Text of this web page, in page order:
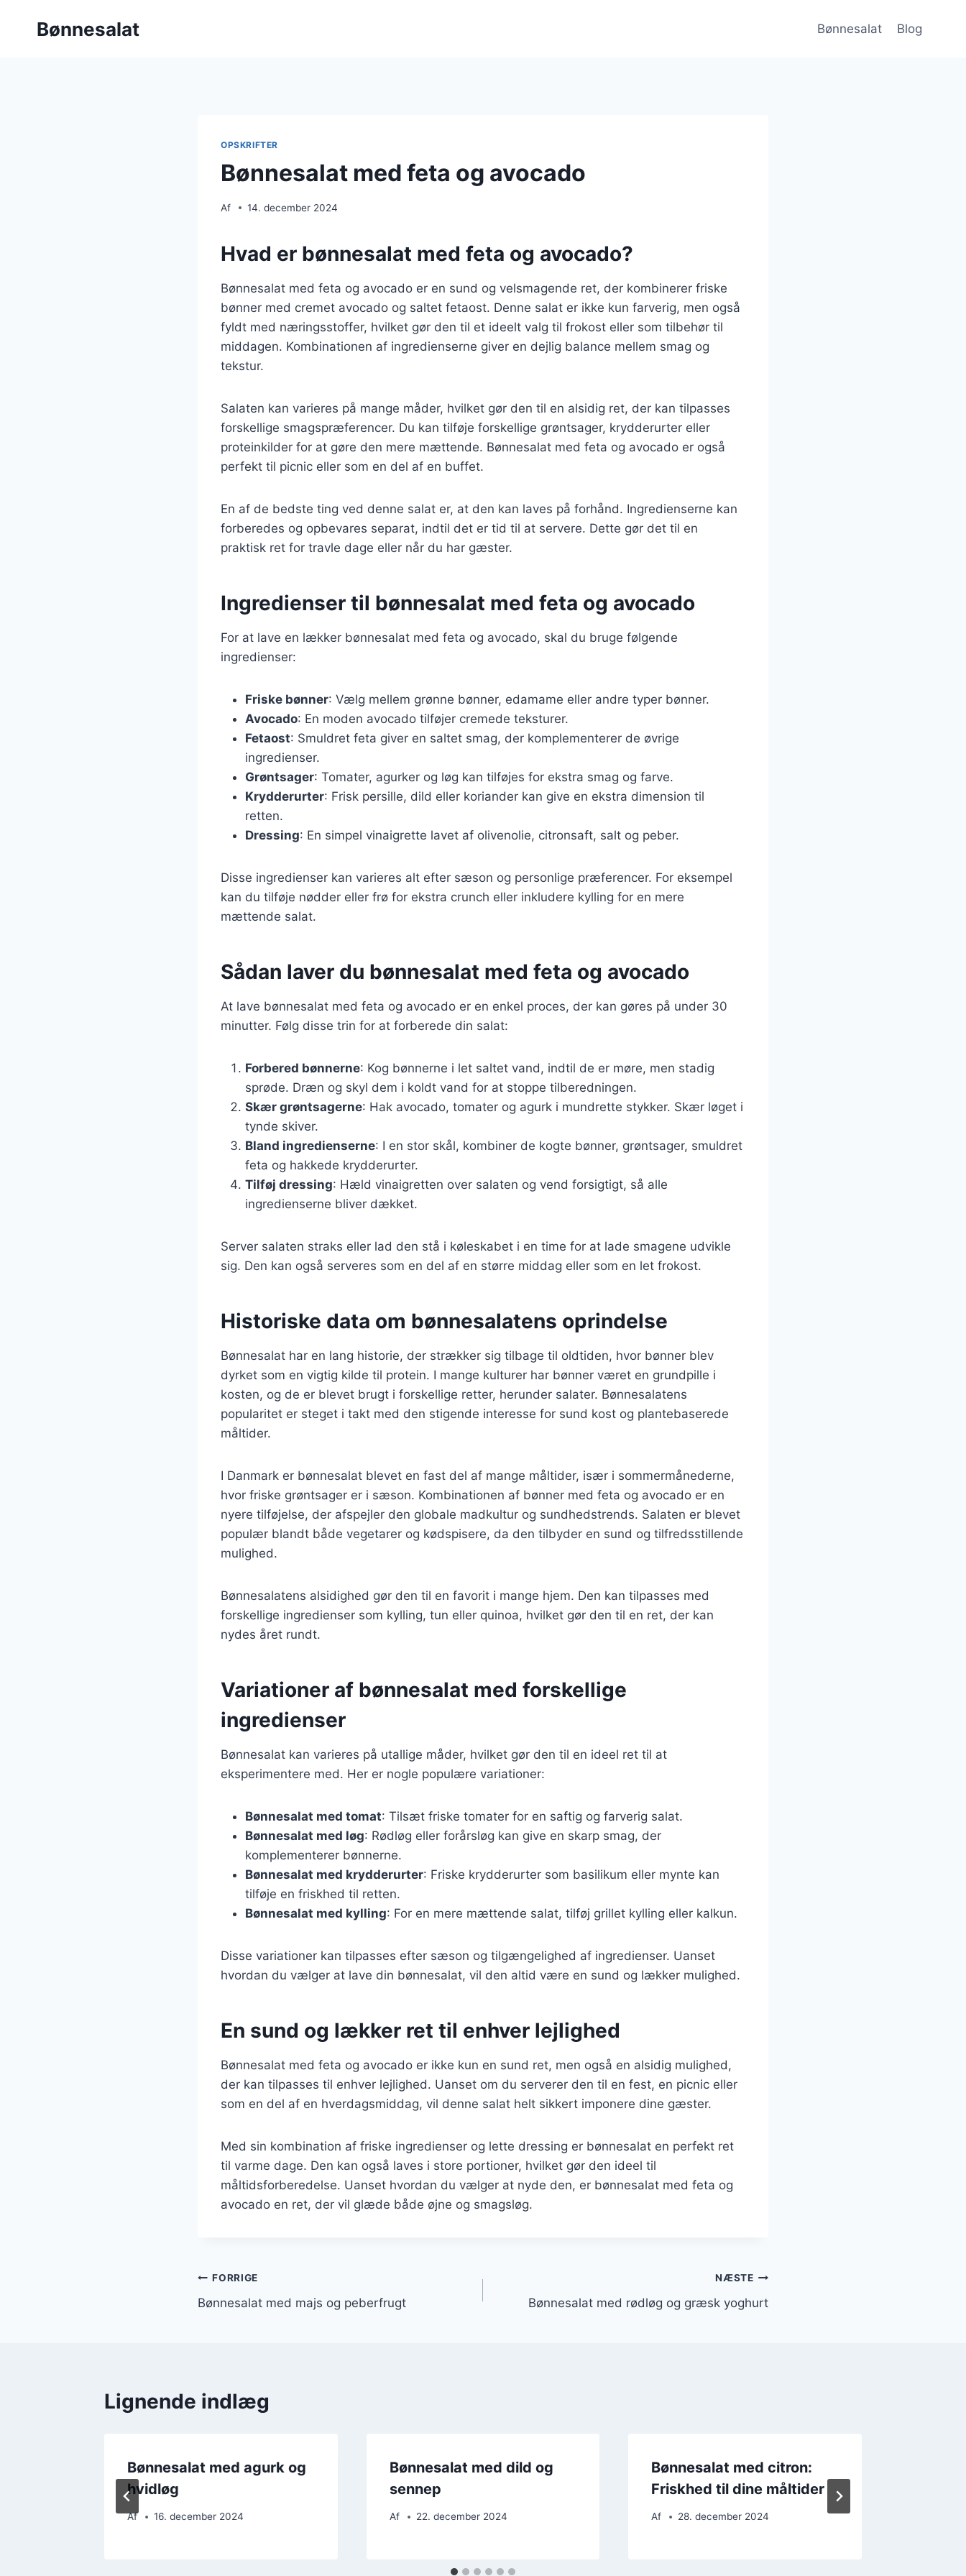
Bønnesalat Bønnesalat Blog
OPSKRIFTER
Bønnesalat med feta og avocado
Af 14. december 2024
Hvad er bønnesalat med feta og avocado?
Bønnesalat med feta og avocado er en sund og velsmagende ret, der kombinerer friske
bønner med cremet avocado og saltet fetaost. Denne salat er ikke kun farverig, men også
fyldt med næringsstoffer, hvilket gør den til et ideelt valg til frokost eller som tilbehør til
middagen. Kombinationen af ingredienserne giver en dejlig balance mellem smag og
tekstur.
Salaten kan varieres på mange måder, hvilket gør den til en alsidig ret, der kan tilpasses
forskellige smagspræferencer. Du kan tilføje forskellige grøntsager, krydderurter eller
proteinkilder for at gøre den mere mættende. Bønnesalat med feta og avocado er også
perfekt til picnic eller som en del af en buffet.
En af de bedste ting ved denne salat er, at den kan laves på forhånd. Ingredienserne kan
forberedes og opbevares separat, indtil det er tid til at servere. Dette gør det til en
praktisk ret for travle dage eller når du har gæster.
Ingredienser til bønnesalat med feta og avocado
For at lave en lækker bønnesalat med feta og avocado, skal du bruge følgende
ingredienser:
Friske bønner: Vælg mellem grønne bønner, edamame eller andre typer bønner.
Avocado: En moden avocado tilføjer cremede teksturer.
Fetaost: Smuldret feta giver en saltet smag, der komplementerer de øvrige
ingredienser.
Grøntsager: Tomater, agurker og løg kan tilføjes for ekstra smag og farve.
Krydderurter: Frisk persille, dild eller koriander kan give en ekstra dimension til
retten.
Dressing: En simpel vinaigrette lavet af olivenolie, citronsaft, salt og peber.
Disse ingredienser kan varieres alt efter sæson og personlige præferencer. For eksempel
kan du tilføje nødder eller frø for ekstra crunch eller inkludere kylling for en mere
mættende salat.
Sådan laver du bønnesalat med feta og avocado
At lave bønnesalat med feta og avocado er en enkel proces, der kan gøres på under 30
minutter. Følg disse trin for at forberede din salat:
Forbered bønnerne: Kog bønnerne i let saltet vand, indtil de er møre, men stadig
sprøde. Dræn og skyl dem i koldt vand for at stoppe tilberedningen.
Skær grøntsagerne: Hak avocado, tomater og agurk i mundrette stykker. Skær løget i
tynde skiver.
Bland ingredienserne: I en stor skål, kombiner de kogte bønner, grøntsager, smuldret
feta og hakkede krydderurter.
Tilføj dressing: Hæld vinaigretten over salaten og vend forsigtigt, så alle
ingredienserne bliver dækket.
Server salaten straks eller lad den stå i køleskabet i en time for at lade smagene udvikle
sig. Den kan også serveres som en del af en større middag eller som en let frokost.
Historiske data om bønnesalatens oprindelse
Bønnesalat har en lang historie, der strækker sig tilbage til oldtiden, hvor bønner blev
dyrket som en vigtig kilde til protein. I mange kulturer har bønner været en grundpille i
kosten, og de er blevet brugt i forskellige retter, herunder salater. Bønnesalatens
popularitet er steget i takt med den stigende interesse for sund kost og plantebaserede
måltider.
I Danmark er bønnesalat blevet en fast del af mange måltider, især i sommermånederne,
hvor friske grøntsager er i sæson. Kombinationen af bønner med feta og avocado er en
nyere tilføjelse, der afspejler den globale madkultur og sundhedstrends. Salaten er blevet
populær blandt både vegetarer og kødspisere, da den tilbyder en sund og tilfredsstillende
mulighed.
Bønnesalatens alsidighed gør den til en favorit i mange hjem. Den kan tilpasses med
forskellige ingredienser som kylling, tun eller quinoa, hvilket gør den til en ret, der kan
nydes året rundt.
Variationer af bønnesalat med forskellige
ingredienser
Bønnesalat kan varieres på utallige måder, hvilket gør den til en ideel ret til at
eksperimentere med. Her er nogle populære variationer:
Bønnesalat med tomat: Tilsæt friske tomater for en saftig og farverig salat.
Bønnesalat med løg: Rødløg eller forårsløg kan give en skarp smag, der
komplementerer bønnerne.
Bønnesalat med krydderurter: Friske krydderurter som basilikum eller mynte kan
tilføje en friskhed til retten.
Bønnesalat med kylling: For en mere mættende salat, tilføj grillet kylling eller kalkun.
Disse variationer kan tilpasses efter sæson og tilgængelighed af ingredienser. Uanset
hvordan du vælger at lave din bønnesalat, vil den altid være en sund og lækker mulighed.
En sund og lækker ret til enhver lejlighed
Bønnesalat med feta og avocado er ikke kun en sund ret, men også en alsidig mulighed,
der kan tilpasses til enhver lejlighed. Uanset om du serverer den til en fest, en picnic eller
som en del af en hverdagsmiddag, vil denne salat helt sikkert imponere dine gæster.
Med sin kombination af friske ingredienser og lette dressing er bønnesalat en perfekt ret
til varme dage. Den kan også laves i store portioner, hvilket gør den ideel til
måltidsforberedelse. Uanset hvordan du vælger at nyde den, er bønnesalat med feta og
avocado en ret, der vil glæde både øjne og smagsløg.
Indlægsnavigation
FORRIGE
Bønnesalat med majs og peberfrugt
NÆSTE
Bønnesalat med rødløg og græsk yoghurt
Lignende indlæg
Bønnesalat med agurk og
hvidløg
Af 16. december 2024
Bønnesalat med dild og
sennep
Af 22. december 2024
Bønnesalat med citron:
Friskhed til dine måltider
Af 28. december 2024